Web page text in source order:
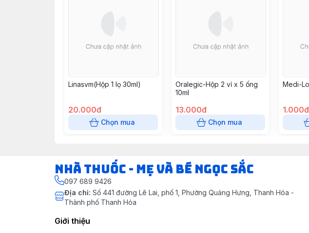
Linasvm(Hộp 1 lọ 30ml)
20.000đ
Chọn mua
Oralegic-Hộp 2 vỉ x 5 ống
10ml
13.000đ
Chọn mua
Medi-
1.000đ
Nhà Thuốc - Mẹ và Bé Ngọc Sắc
097 689 9426
Địa chỉ: Số 441 đường Lê Lai, phố 1, Phường Quảng Hưng, Thanh Hóa -
Thành phố Thanh Hóa
Giới thiệu